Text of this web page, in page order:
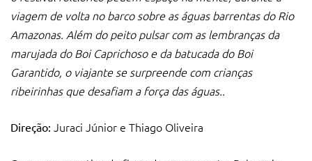
viagem de volta no barco sobre as águas barrentas do Rio
Amazonas. Além do peito pulsar com as lembranças da
marujada do Boi Caprichoso e da batucada do Boi
Garantido, o viajante se surpreende com crianças
ribeirinhas que desafiam a força das águas..
Direção: Juraci Júnior e Thiago Oliveira